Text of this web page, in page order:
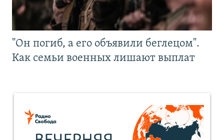
"Он погиб, а его объявили беглецом".
Как семьи военных лишают выплат